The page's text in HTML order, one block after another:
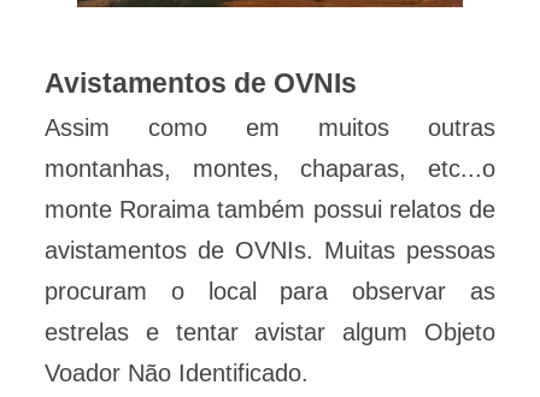
Avistamentos de OVNIs
Assim como em muitos outras
montanhas, montes, chaparas, etc...o
monte Roraima também possui relatos de
avistamentos de OVNIs. Muitas pessoas
procuram o local para observar as
estrelas e tentar avistar algum Objeto
Voador Não Identificado.